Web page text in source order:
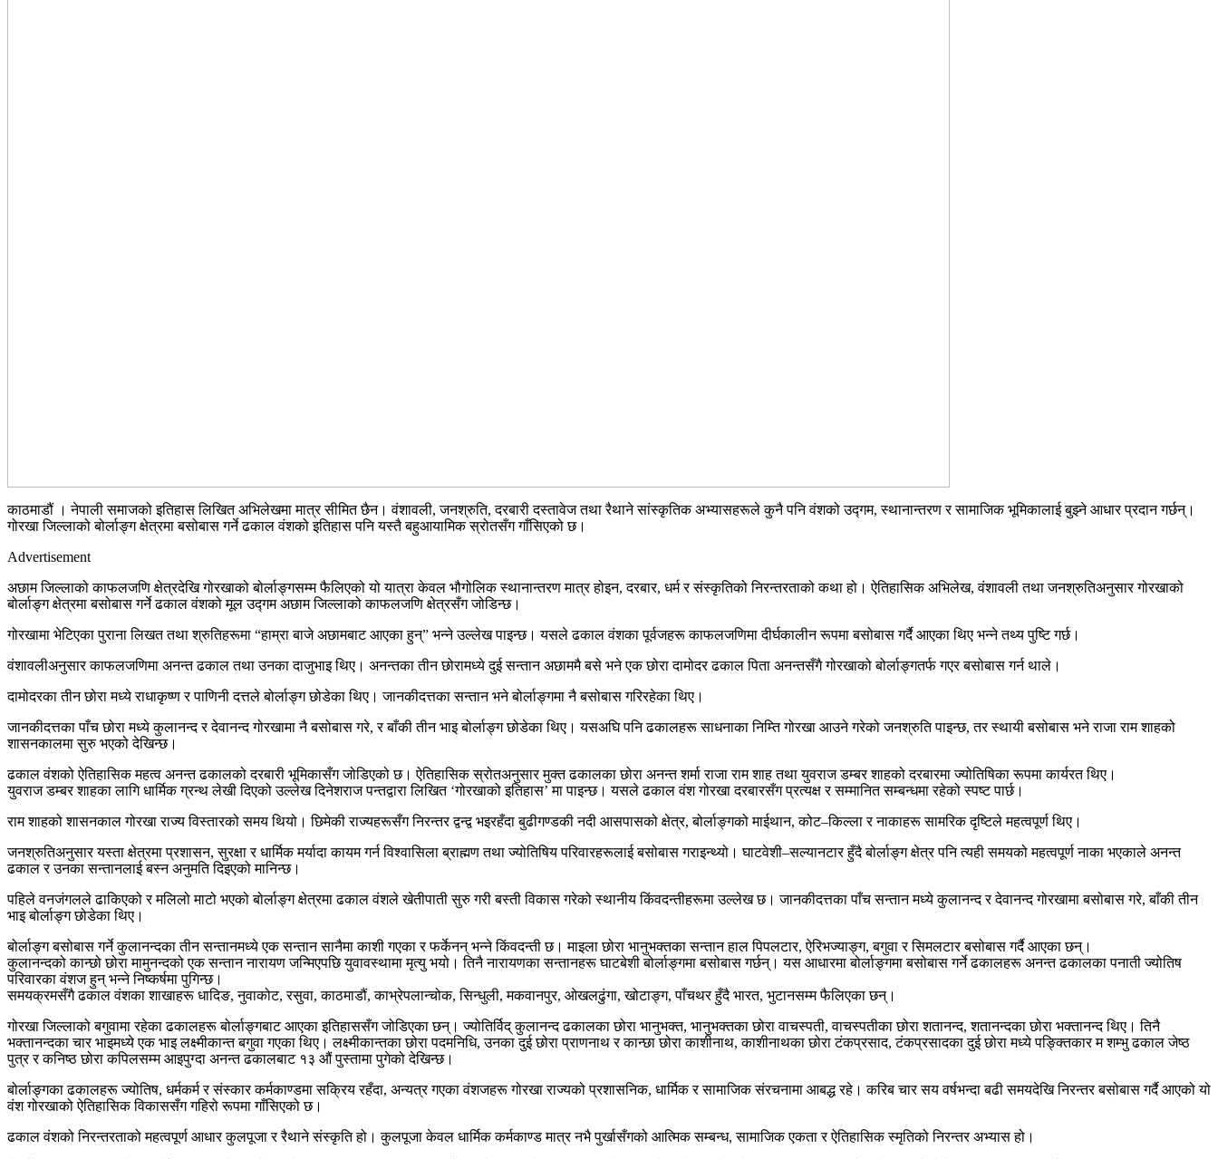
काठमाडौं । नेपाली समाजको इतिहास लिखित अभिलेखमा मात्र सीमित छैन। वंशावली, जनश्रुति, दरबारी दस्तावेज तथा रैथाने सांस्कृतिक अभ्यासहरूले कुनै पनि वंशको उद्गम, स्थानान्तरण र सामाजिक भूमिकालाई बुझ्ने आधार प्रदान गर्छन्।
गोरखा जिल्लाको बोर्लाङ्ग क्षेत्रमा बसोबास गर्ने ढकाल वंशको इतिहास पनि यस्तै बहुआयामिक स्रोतसँग गाँसिएको छ।
Advertisement
अछाम जिल्लाको काफलजणि क्षेत्रदेखि गोरखाको बोर्लाङ्गसम्म फैलिएको यो यात्रा केवल भौगोलिक स्थानान्तरण मात्र होइन, दरबार, धर्म र संस्कृतिको निरन्तरताको कथा हो। ऐतिहासिक अभिलेख, वंशावली तथा जनश्रुतिअनुसार गोरखाको
बोर्लाङ्ग क्षेत्रमा बसोबास गर्ने ढकाल वंशको मूल उद्गम अछाम जिल्लाको काफलजणि क्षेत्रसँग जोडिन्छ।
गोरखामा भेटिएका पुराना लिखत तथा श्रुतिहरूमा “हाम्रा बाजे अछामबाट आएका हुन्” भन्ने उल्लेख पाइन्छ। यसले ढकाल वंशका पूर्वजहरू काफलजणिमा दीर्घकालीन रूपमा बसोबास गर्दै आएका थिए भन्ने तथ्य पुष्टि गर्छ।
वंशावलीअनुसार काफलजणिमा अनन्त ढकाल तथा उनका दाजुभाइ थिए। अनन्तका तीन छोरामध्ये दुई सन्तान अछाममै बसे भने एक छोरा दामोदर ढकाल पिता अनन्तसँगै गोरखाको बोर्लाङ्गतर्फ गएर बसोबास गर्न थाले।
दामोदरका तीन छोरा मध्ये राधाकृष्ण र पाणिनी दत्तले बोर्लाङ्ग छोडेका थिए। जानकीदत्तका सन्तान भने बोर्लाङ्गमा नै बसोबास गरिरहेका थिए।
जानकीदत्तका पाँच छोरा मध्ये कुलानन्द र देवानन्द गोरखामा नै बसोबास गरे, र बाँकी तीन भाइ बोर्लाङ्ग छोडेका थिए। यसअघि पनि ढकालहरू साधनाका निम्ति गोरखा आउने गरेको जनश्रुति पाइन्छ, तर स्थायी बसोबास भने राजा राम शाहको
शासनकालमा सुरु भएको देखिन्छ।
ढकाल वंशको ऐतिहासिक महत्व अनन्त ढकालको दरबारी भूमिकासँग जोडिएको छ। ऐतिहासिक स्रोतअनुसार मुक्त ढकालका छोरा अनन्त शर्मा राजा राम शाह तथा युवराज डम्बर शाहको दरबारमा ज्योतिषिका रूपमा कार्यरत थिए।
युवराज डम्बर शाहका लागि धार्मिक ग्रन्थ लेखी दिएको उल्लेख दिनेशराज पन्तद्वारा लिखित ‘गोरखाको इतिहास’ मा पाइन्छ। यसले ढकाल वंश गोरखा दरबारसँग प्रत्यक्ष र सम्मानित सम्बन्धमा रहेको स्पष्ट पार्छ।
राम शाहको शासनकाल गोरखा राज्य विस्तारको समय थियो। छिमेकी राज्यहरूसँग निरन्तर द्वन्द्व भइरहँदा बुढीगण्डकी नदी आसपासको क्षेत्र, बोर्लाङ्गको माईथान, कोट–किल्ला र नाकाहरू सामरिक दृष्टिले महत्वपूर्ण थिए।
जनश्रुतिअनुसार यस्ता क्षेत्रमा प्रशासन, सुरक्षा र धार्मिक मर्यादा कायम गर्न विश्वासिला ब्राह्मण तथा ज्योतिषिय परिवारहरूलाई बसोबास गराइन्थ्यो। घाटवेशी–सल्यानटार हुँदै बोर्लाङ्ग क्षेत्र पनि त्यही समयको महत्वपूर्ण नाका भएकाले अनन्त
ढकाल र उनका सन्तानलाई बस्न अनुमति दिइएको मानिन्छ।
पहिले वनजंगलले ढाकिएको र मलिलो माटो भएको बोर्लाङ्ग क्षेत्रमा ढकाल वंशले खेतीपाती सुरु गरी बस्ती विकास गरेको स्थानीय किंवदन्तीहरूमा उल्लेख छ। जानकीदत्तका पाँच सन्तान मध्ये कुलानन्द र देवानन्द गोरखामा बसोबास गरे, बाँकी तीन
भाइ बोर्लाङ्ग छोडेका थिए।
बोर्लाङ्ग बसोबास गर्ने कुलानन्दका तीन सन्तानमध्ये एक सन्तान सानैमा काशी गएका र फर्केनन् भन्ने किंवदन्ती छ। माइला छोरा भानुभक्तका सन्तान हाल पिपलटार, ऐरिभज्याङ्ग, बगुवा र सिमलटार बसोबास गर्दै आएका छन्।
कुलानन्दको कान्छो छोरा मामुनन्दको एक सन्तान नारायण जन्मिएपछि युवावस्थामा मृत्यु भयो। तिनै नारायणका सन्तानहरू घाटबेशी बोर्लाङ्गमा बसोबास गर्छन्। यस आधारमा बोर्लाङ्गमा बसोबास गर्ने ढकालहरू अनन्त ढकालका पनाती ज्योतिष
परिवारका वंशज हुन् भन्ने निष्कर्षमा पुगिन्छ।
समयक्रमसँगै ढकाल वंशका शाखाहरू धादिङ, नुवाकोट, रसुवा, काठमाडौं, काभ्रेपलान्चोक, सिन्धुली, मकवानपुर, ओखलढुंगा, खोटाङ्ग, पाँचथर हुँदै भारत, भुटानसम्म फैलिएका छन्।
गोरखा जिल्लाको बगुवामा रहेका ढकालहरू बोर्लाङ्गबाट आएका इतिहाससँग जोडिएका छन्। ज्योतिर्विद् कुलानन्द ढकालका छोरा भानुभक्त, भानुभक्तका छोरा वाचस्पती, वाचस्पतीका छोरा शतानन्द, शतानन्दका छोरा भक्तानन्द थिए। तिनै
भक्तानन्दका चार भाइमध्ये एक भाइ लक्ष्मीकान्त बगुवा गएका थिए। लक्ष्मीकान्तका छोरा पदमनिधि, उनका दुई छोरा प्राणनाथ र कान्छा छोरा काशीनाथ, काशीनाथका छोरा टंकप्रसाद, टंकप्रसादका दुई छोरा मध्ये पङ्क्तिकार म शम्भु ढकाल जेष्ठ
पुत्र र कनिष्ठ छोरा कपिलसम्म आइपुग्दा अनन्त ढकालबाट १३ औं पुस्तामा पुगेको देखिन्छ।
बोर्लाङ्गका ढकालहरू ज्योतिष, धर्मकर्म र संस्कार कर्मकाण्डमा सक्रिय रहँदा, अन्यत्र गएका वंशजहरू गोरखा राज्यको प्रशासनिक, धार्मिक र सामाजिक संरचनामा आबद्ध रहे। करिब चार सय वर्षभन्दा बढी समयदेखि निरन्तर बसोबास गर्दै आएको यो
वंश गोरखाको ऐतिहासिक विकाससँग गहिरो रूपमा गाँसिएको छ।
ढकाल वंशको निरन्तरताको महत्वपूर्ण आधार कुलपूजा र रैथाने संस्कृति हो। कुलपूजा केवल धार्मिक कर्मकाण्ड मात्र नभै पुर्खासँगको आत्मिक सम्बन्ध, सामाजिक एकता र ऐतिहासिक स्मृतिको निरन्तर अभ्यास हो।